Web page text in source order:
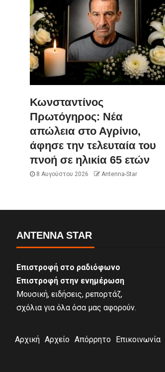
Κωνσταντίνος
Πρωτόγηρος: Νέα
απώλεια στο Αγρίνιο,
άφησε την τελευταία του
πνοή σε ηλικία 65 ετών
8 Αυγούστου 2026 Antenna-Star
ANTENNA STAR
Επιστροφή στο ραδιόφωνο
Επιστροφή στην ενημέρωση
Μουσική, ειδήσεις, ρεπορτάζ,
σχόλια για όλα όσα μας αφορούν.
Αρχική Αρχείο Απόρρητο Επικοινωνία